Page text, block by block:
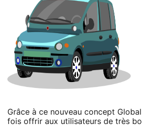
Grâce à ce nouveau concept
fois offrir aux utilisateurs de très